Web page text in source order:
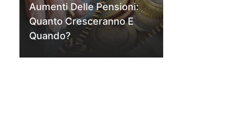
Aumenti Delle Pensioni:
Quanto Cresceranno E
Quando?